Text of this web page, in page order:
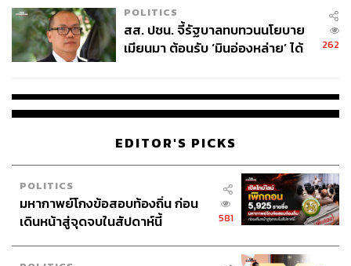
POLITICS
สส. ปชน. จี้รัฐบาลทบทวนนโยบาย
เมียนมา ต้อนรับ ‘มินอ่องหล่าย’ ได้
262
EDITOR'S PICKS
POLITICS
มหากาพย์โกงข้อสอบท้องถิ่น ก่อน
เดินหน้าสู่จุดจบในสัปดาห์นี้
581